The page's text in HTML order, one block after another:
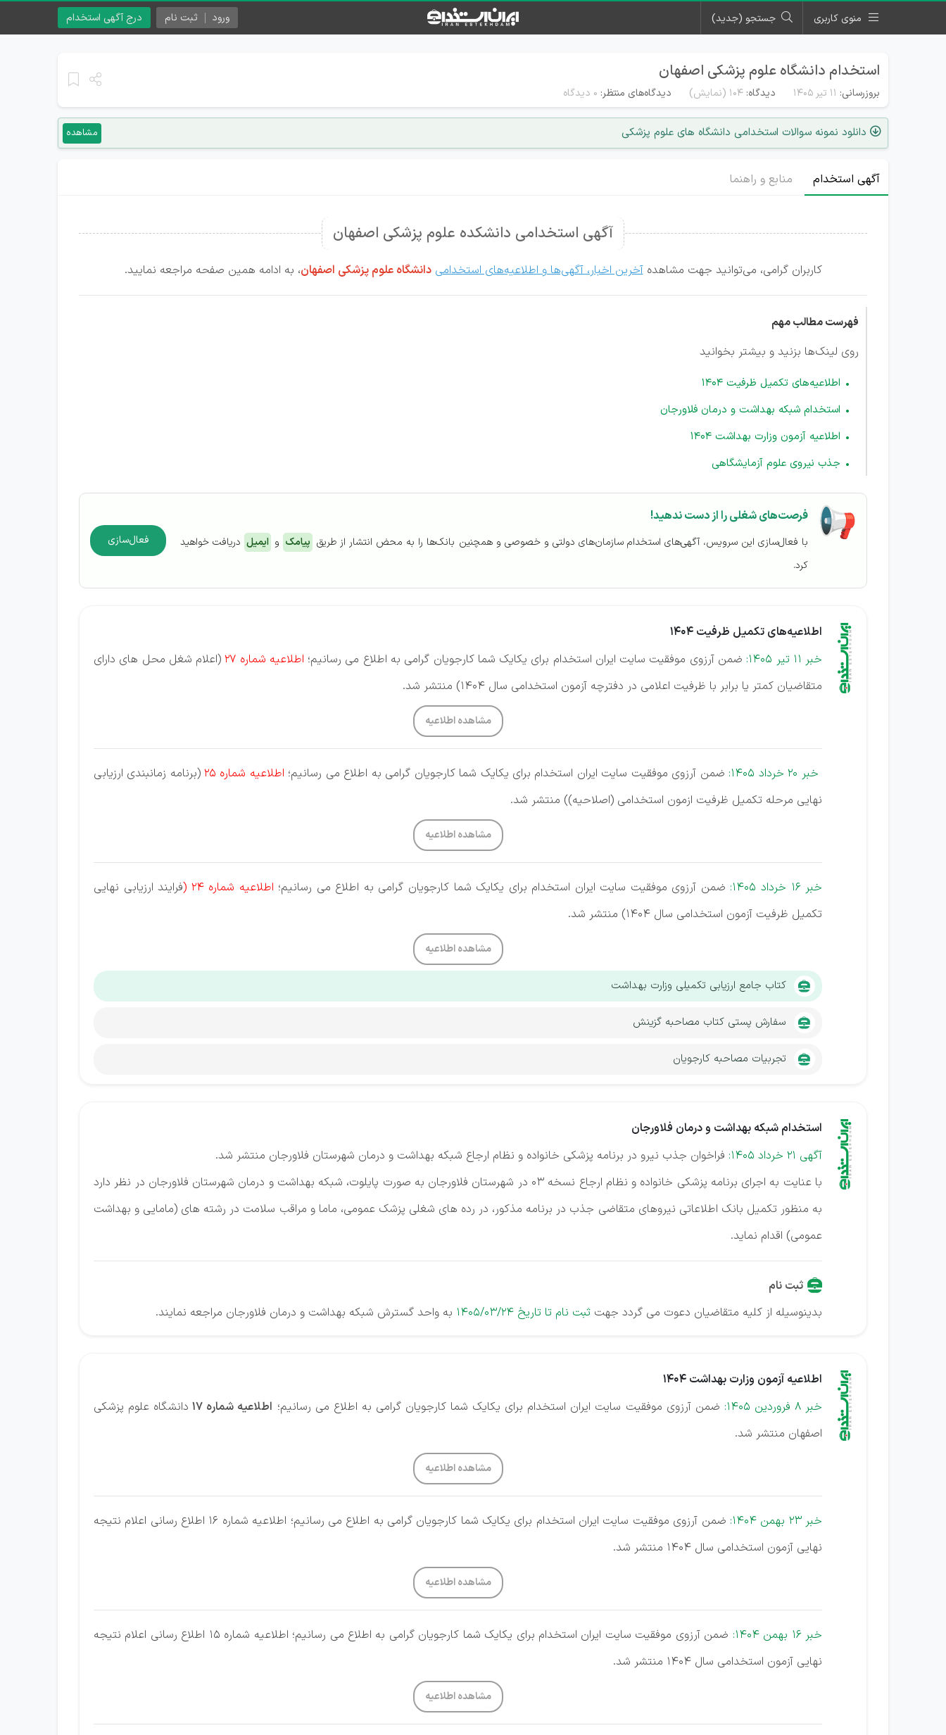
منوی کاربری جستجو (جدید) درج آگهی استخدام ورود ثبت نام
استخدام دانشگاه علوم پزشکی اصفهان
بروزرسانی: ۱۱ تیر ۱۴۰۵ دیدگاه: 104 (نمایش) دیدگاه‌های منتظر: ۰ دیدگاه
دانلود نمونه سوالات استخدامی دانشگاه های علوم پزشکی مشاهده
آگهی استخدام منابع و راهنما
آگهی استخدامی دانشکده علوم پزشکی اصفهان
کاربران گرامی، می‌توانید جهت مشاهدهآخرین اخبار، آگهی‌ها و اطلاعیه‌های استخدامی دانشگاه علوم پزشکی اصفهان، به ادامه همین صفحه مراجعه نمایید.
فهرست مطالب مهم
روی لینک‌ها بزنید و بیشتر بخوانید
اطلاعیه‌های تکمیل ظرفیت 1404
استخدام شبکه بهداشت و درمان فلاورجان
اطلاعیه آزمون وزارت بهداشت 1404
جذب نیروی علوم آزمایشگاهی
فرصت‌های شغلی را از دست ندهید!
با فعال‌سازی این سرویس، آگهی‌های استخدام سازمان‌های دولتی و خصوصی و همچنین بانک‌ها را به محض انتشار از طریق پیامک و ایمیل دریافت خواهید
کرد.
فعال‌سازی
اطلاعیه‌های تکمیل ظرفیت 1404
خبر 11 تیر 1405:
ضمن آرزوی موفقیت سایت ایران استخدام برای یکایک شما کارجویان گرامی به اطلاع می رسانیم؛ اطلاعیه شماره 27
(اعلام شغل محل های دارای
متقاضیان کمتر یا برابر با ظرفیت اعلامی در دفترچه آزمون استخدامی سال 1404) منتشر شد.
مشاهده اطلاعیه
خبر 20 خرداد 1405: ضمن آرزوی موفقیت سایت ایران استخدام برای یکایک شما کارجویان گرامی به اطلاع می رسانیم؛ اطلاعیه شماره 25
(برنامه زمانبندی ارزیابی
نهایی مرحله تکمیل ظرفیت ازمون استخدامی (اصلاحیه)) منتشر شد.
مشاهده اطلاعیه
خبر 16 خرداد 1405: ضمن آرزوی موفقیت سایت ایران استخدام برای یکایک شما کارجویان گرامی به اطلاع می رسانیم؛ اطلاعیه شماره 24 (
فرایند ارزیابی نهایی
تکمیل ظرفیت آزمون استخدامی سال 1404) منتشر شد.
مشاهده اطلاعیه
کتاب جامع ارزیابی تکمیلی وزارت بهداشت
سفارش پستی کتاب مصاحبه گزینش
تجربیات مصاحبه کارجویان
استخدام شبکه بهداشت و درمان فلاورجان
آگهی 21 خرداد 1405:
فراخوان جذب نیرو در برنامه پزشکی خانواده و نظام ارجاع شبکه بهداشت و درمان شهرستان فلاورجان منتشر شد.
با عنایت به اجرای برنامه پزشکی خانواده و نظام ارجاع نسخه 03 در شهرستان فلاورجان به صورت پایلوت، شبکه بهداشت و درمان شهرستان فلاورجان در نظر دارد
به منظور تکمیل بانک اطلاعاتی نیروهای متقاضی جذب در برنامه مذکور، در رده های شغلی پزشک عمومی، ماما و مراقب سلامت در رشته های (مامایی و بهداشت
عمومی) اقدام نماید.
ثبت نام
بدینوسیله از کلیه متقاضیان دعوت می گردد جهت ثبت نام تا تاريخ 1405/03/24 به واحد گسترش شبکه بهداشت و درمان فلاورجان مراجعه نمایند.
اطلاعیه آزمون وزارت بهداشت 1404
خبر 8 فروردین 1405:
ضمن آرزوی موفقیت سایت ایران استخدام برای یکایک شما کارجویان گرامی به اطلاع می رسانیم؛ اطلاعیه شماره 17
دانشگاه علوم پزشکی
اصفهان منتشر شد.
مشاهده اطلاعیه
خبر 23 بهمن 1404:
ضمن آرزوی موفقیت سایت ایران استخدام برای یکایک شما کارجویان گرامی به اطلاع می رسانیم؛ اطلاعیه شماره 16 اطلاع رسانی اعلام نتیجه
نهایی آزمون استخدامی سال 1404 منتشر شد.
مشاهده اطلاعیه
خبر 16 بهمن 1404:
ضمن آرزوی موفقیت سایت ایران استخدام برای یکایک شما کارجویان گرامی به اطلاع می رسانیم؛ اطلاعیه شماره 15 اطلاع رسانی اعلام نتیجه
نهایی آزمون استخدامی سال 1404 منتشر شد.
مشاهده اطلاعیه